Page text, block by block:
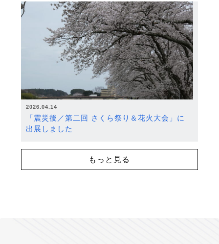
2026.04.14
「震災後／第二回 さくら祭り＆花火大会」に
出展しました
もっと見る